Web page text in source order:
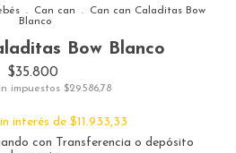
. Can can .
Can can Caladitas Bow
Blanco
Bow Blanco
$35.800
impuestos $29.586,78
interés de $11.933,33
con Transferencia o depósito